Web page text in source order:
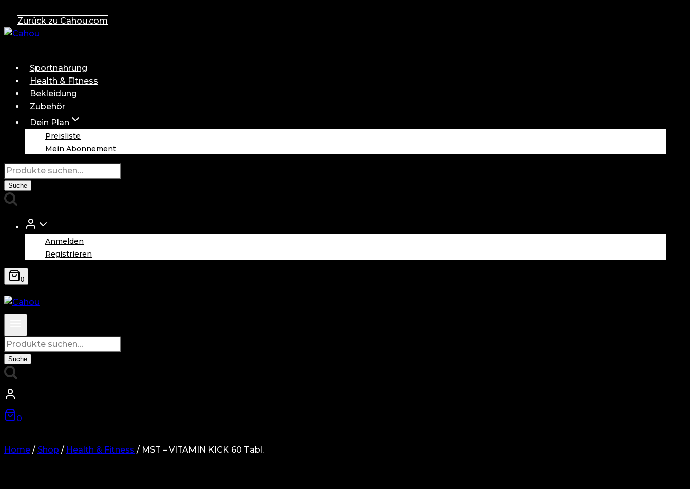
Inhalt
springen
Zurück zu Cahou.com
Sportnahrung
Health & Fitness
Bekleidung
Zubehör
Dein Plan
Preisliste
Mein Abonnement
Suche
nach:
Suche
Anmelden
Registrieren
0
Suche
nach:
Suche
0
Home / Shop / Health & Fitness / MST – VITAMIN KICK 60 Tabl.